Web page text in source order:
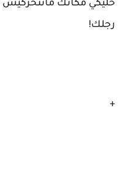
خليكي مكانك
رجلك!
+